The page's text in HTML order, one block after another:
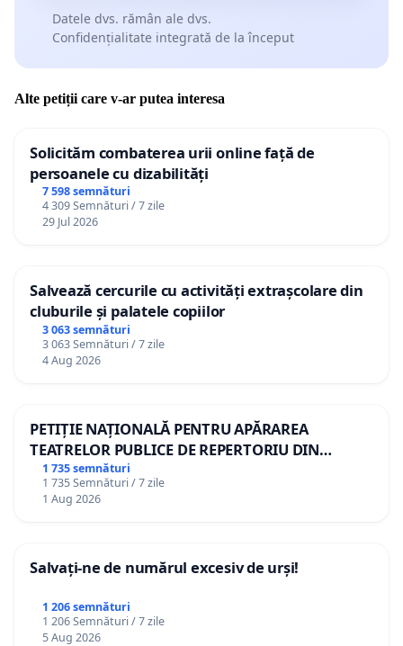
Datele dvs. rămân ale dvs.
Confidențialitate integrată de la început
Alte petiții care v-ar putea interesa
Solicităm combaterea urii online față de
persoanele cu dizabilități
7 598 semnături
4 309 Semnături / 7 zile
29 Jul 2026
Salvează cercurile cu activități extrașcolare din
cluburile și palatele copiilor
3 063 semnături
3 063 Semnături / 7 zile
4 Aug 2026
PETIȚIE NAȚIONALĂ PENTRU APĂRAREA
TEATRELOR PUBLICE DE REPERTORIU DIN
ROMÂNIA
1 735 semnături
1 735 Semnături / 7 zile
1 Aug 2026
Salvați-ne de numărul excesiv de urși!
1 206 semnături
1 206 Semnături / 7 zile
5 Aug 2026